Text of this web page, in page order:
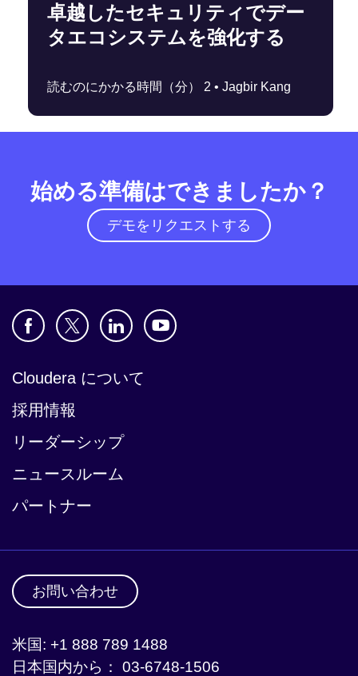
卓越したセキュリティでデー
タエコシステムを強化する
読むのにかかる時間（分） 2 • Jagbir Kang
始める準備はできましたか？
デモをリクエストする
Cloudera について
採用情報
リーダーシップ
ニュースルーム
パートナー
お問い合わせ
米国: +1 888 789 1488
日本国内から： 03-6748-1506